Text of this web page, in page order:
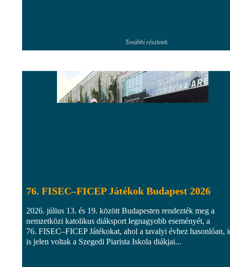
További részletek
76. FISEC–FICEP Játékok Budapest 2026
2026. július 13. és 19. között Budapesten rendezték meg a
nemzetközi katolikus diáksport legnagyobb eseményét, a
76. FISEC–FICEP Játékokat, ahol a tavalyi évhez hasonlóan,
is jelen voltak a Szegedi Piarista Iskola diákjai...